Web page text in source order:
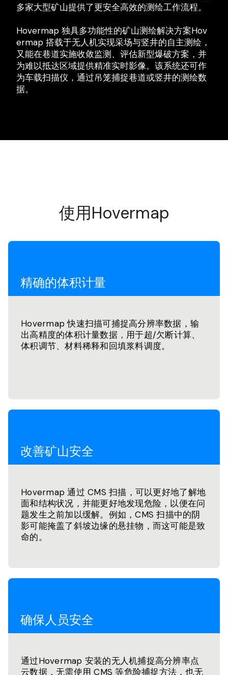
多家大型矿山提供了更安全高效的测绘工作流程。
Hovermap 独具多功能性的矿山测绘解决方案Hov
ermap 搭载于无人机实现采场与竖井的自主测绘，
又能在巷道实施收敛监测、评估新型爆破方案，并
为难以抵达区域提供精准实时影像。该系统还可作
为车载扫描仪，通过吊笼捕捉巷道或竖井的测绘数
据。
使用Hovermap
精确的体积计量
Hovermap 快速扫描可捕捉高分辨率数据，输
出高精度的体积计量数据，用于超/欠断计算、
体积调节、材料稀释和回填浆料调度。
改善矿山安全
Hovermap 通过 CMS 扫描，可以更好地了解地
面和结构状况，并能更好地发现危险，以便在问
题发生之前加以缓解。例如，CMS 扫描中的阴
影可能掩盖了斜坡边缘的悬挂物，而这可能是致
命的。
确保人员安全
通过Hovermap 安装的无人机捕捉高分辨率点
云数据，无需使用 CMS 等危险捕捉方法，也无